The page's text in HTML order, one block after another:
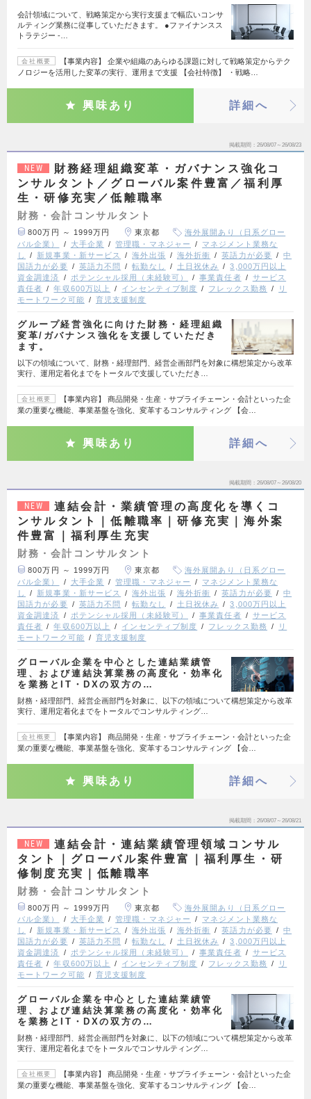
会計領域について、戦略策定から実行支援まで幅広いコンサ
ルティング業務に従事していただきます。 ●ファイナンスス
トラテジー ‐…
会社概要
【事業内容】 企業や組織のあらゆる課題に対して戦略策定からテク
ノロジーを活用した変革の実行、運用まで支援 【会社特徴】 ・戦略…
興味あり 詳細へ
掲載期間 26/08/07～26/08/23
NEW
財務経理組織変革・ガバナンス強化コ
ンサルタント／グローバル案件豊富／福利厚
生・研修充実／低離職率
財務・会計コンサルタント
800万円 ～ 1999万円 東京都
海外展開あり（日系グロー
バル企業）
大手企業 管理職・マネジャー
マネジメント業務な
し
新規事業・新サービス 海外出張 海外折衝 英語力が必要
中
国語力が必要
英語力不問 転勤なし 土日祝休み
3,000万円以上
資金調達済
ポテンシャル採用（未経験可） 事業責任者
サービス
責任者
年収600万以上 インセンティブ制度 フレックス勤務
リ
モートワーク可能
育児支援制度
グループ経営強化に向けた財務・経理組織
変革/ガバナンス強化を支援していただき
ます。
以下の領域について、財務・経理部門、経営企画部門を対象に構想策定から改革
実行、運用定着化までをトータルで支援していただき…
会社概要
【事業内容】 商品開発・生産・サプライチェーン・会計といった企
業の重要な機能、事業基盤を強化、変革するコンサルティング 【会…
興味あり 詳細へ
掲載期間 26/08/07～26/08/20
NEW
連結会計・業績管理の高度化を導くコ
ンサルタント｜低離職率｜研修充実｜海外案
件豊富｜福利厚生充実
財務・会計コンサルタント
800万円 ～ 1999万円 東京都
海外展開あり（日系グロー
バル企業）
大手企業 管理職・マネジャー
マネジメント業務な
し
新規事業・新サービス 海外出張 海外折衝 英語力が必要
中
国語力が必要
英語力不問 転勤なし 土日祝休み
3,000万円以上
資金調達済
ポテンシャル採用（未経験可） 事業責任者
サービス
責任者
年収600万以上 インセンティブ制度 フレックス勤務
リ
モートワーク可能
育児支援制度
グローバル企業を中心とした連結業績管
理、および連結決算業務の高度化・効率化
を業務とIT・DXの双方の…
財務・経理部門、経営企画部門を対象に、以下の領域について構想策定から改革
実行、運用定着化までをトータルでコンサルティング…
会社概要
【事業内容】 商品開発・生産・サプライチェーン・会計といった企
業の重要な機能、事業基盤を強化、変革するコンサルティング 【会…
興味あり 詳細へ
掲載期間 26/08/07～26/08/21
NEW
連結会計・連結業績管理領域コンサル
タント｜グローバル案件豊富｜福利厚生・研
修制度充実｜低離職率
財務・会計コンサルタント
800万円 ～ 1999万円 東京都
海外展開あり（日系グロー
バル企業）
大手企業 管理職・マネジャー
マネジメント業務な
し
新規事業・新サービス 海外出張 海外折衝 英語力が必要
中
国語力が必要
英語力不問 転勤なし 土日祝休み
3,000万円以上
資金調達済
ポテンシャル採用（未経験可） 事業責任者
サービス
責任者
年収600万以上 インセンティブ制度 フレックス勤務
リ
モートワーク可能
育児支援制度
グローバル企業を中心とした連結業績管
理、および連結決算業務の高度化・効率化
を業務とIT・DXの双方の…
財務・経理部門、経営企画部門を対象に、以下の領域について構想策定から改革
実行、運用定着化までをトータルでコンサルティング…
会社概要
【事業内容】 商品開発・生産・サプライチェーン・会計といった企
業の重要な機能、事業基盤を強化、変革するコンサルティング 【会…